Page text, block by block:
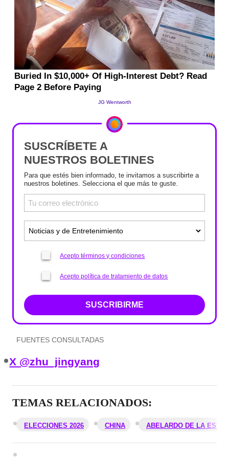
SUSCRÍBETE A
NUESTROS BOLETINES
Para que estés bien informado, te invitamos a suscribirte a
nuestros boletines. Selecciona el que más te guste.
Acepto términos y condiciones
Acepto política de tratamiento de datos
SUSCRIBIRME
FUENTES CONSULTADAS
X @zhu_jingyang
TEMAS RELACIONADOS:
ELECCIONES 2026 CHINA ABELARDO DE LA